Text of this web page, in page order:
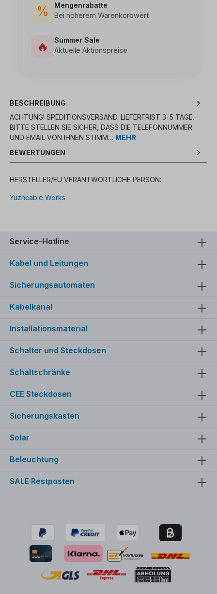
%
Mengenrabatte
Bei höherem Warenkorbwert
🔥
Summer Sale
Aktuelle Aktionspreise
BESCHREIBUNG
ACHTUNG! SPEDITIONSVERSAND. LIEFERFRIST 3-5 TAGE.
BITTE STELLEN SIE SICHER, DASS DIE TELEFONNUMMER
UND EMAIL VON IHNEN STIMM… MEHR
BEWERTUNGEN
HERSTELLER/EU VERANTWORTLICHE PERSON:
Yuzhcable Works
Service-Hotline
Kabel und Leitungen
Sicherungsautomaten
Kabelkanal
Installationsmaterial
Schalter und Steckdosen
Schaltschränke
CEE Steckdosen
Sicherungskasten
Solar
Beleuchtung
SALE Restposten